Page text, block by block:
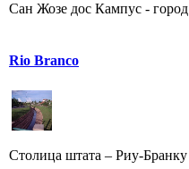
Сан Жозе дос Кампус -
Rio Branco
Столица штата – Риу-